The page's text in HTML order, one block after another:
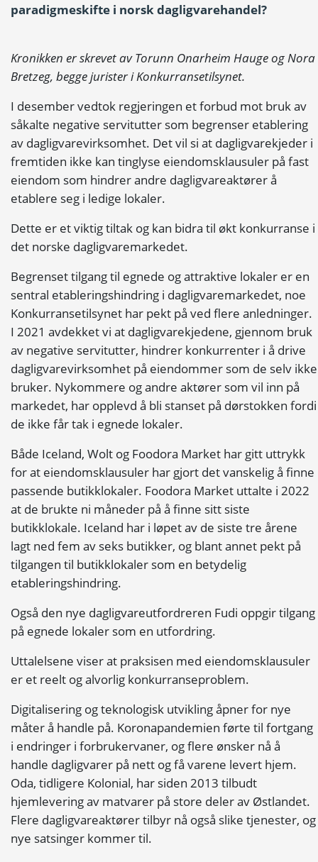
paradigmeskifte i norsk dagligvarehandel?
Kronikken er skrevet av Torunn Onarheim Hauge og Nora
Bretzeg, begge jurister i Konkurransetilsynet.
I desember vedtok regjeringen et forbud mot bruk av
såkalte negative servitutter som begrenser etablering
av dagligvarevirksomhet. Det vil si at dagligvarekjeder i
fremtiden ikke kan tinglyse eiendomsklausuler på fast
eiendom som hindrer andre dagligvareaktører å
etablere seg i ledige lokaler.
Dette er et viktig tiltak og kan bidra til økt konkurranse i
det norske dagligvaremarkedet.
Begrenset tilgang til egnede og attraktive lokaler er en
sentral etableringshindring i dagligvaremarkedet, noe
Konkurransetilsynet har pekt på ved flere anledninger.
I 2021 avdekket vi at dagligvarekjedene, gjennom bruk
av negative servitutter, hindrer konkurrenter i å drive
dagligvarevirksomhet på eiendommer som de selv ikke
bruker. Nykommere og andre aktører som vil inn på
markedet, har opplevd å bli stanset på dørstokken fordi
de ikke får tak i egnede lokaler.
Både Iceland, Wolt og Foodora Market har gitt uttrykk
for at eiendomsklausuler har gjort det vanskelig å finne
passende butikklokaler. Foodora Market uttalte i 2022
at de brukte ni måneder på å finne sitt siste
butikklokale. Iceland har i løpet av de siste tre årene
lagt ned fem av seks butikker, og blant annet pekt på
tilgangen til butikklokaler som en betydelig
etableringshindring.
Også den nye dagligvareutfordreren Fudi oppgir tilgang
på egnede lokaler som en utfordring.
Uttalelsene viser at praksisen med eiendomsklausuler
er et reelt og alvorlig konkurranseproblem.
Digitalisering og teknologisk utvikling åpner for nye
måter å handle på. Koronapandemien førte til fortgang
i endringer i forbrukervaner, og flere ønsker nå å
handle dagligvarer på nett og få varene levert hjem.
Oda, tidligere Kolonial, har siden 2013 tilbudt
hjemlevering av matvarer på store deler av Østlandet.
Flere dagligvareaktører tilbyr nå også slike tjenester, og
nye satsinger kommer til.